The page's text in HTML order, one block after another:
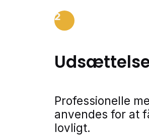
2
Professionelle
anvendes for at
lovligt.